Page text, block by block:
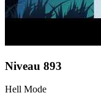
Niveau 893
Hell Mode